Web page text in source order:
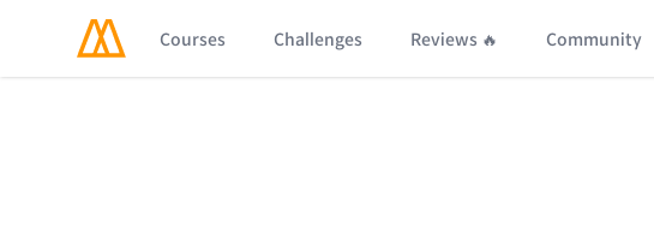
Courses Challenges Reviews 🔥 Community